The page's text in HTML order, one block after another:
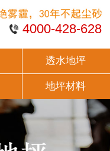
4000-428-628
透水地坪
地坪材料